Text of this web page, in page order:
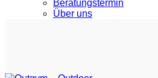
Beratungstermin
Über uns